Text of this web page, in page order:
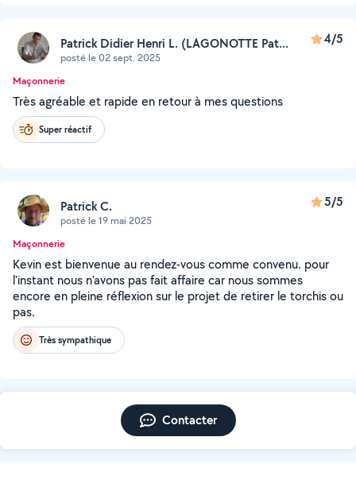
Patrick Didier Henri L. (LAGONOTTE Pat...
posté le 02 sept. 2025
4/5
Maçonnerie
Très agréable et rapide en retour à mes questions
Super réactif
Patrick C.
posté le 19 mai 2025
5/5
Maçonnerie
Kevin est bienvenue au rendez-vous comme convenu. pour
l'instant nous n'avons pas fait affaire car nous sommes
encore en pleine réflexion sur le projet de retirer le torchis ou
pas.
Très sympathique
Contacter